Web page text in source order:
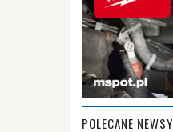
POLECANE NEWSY